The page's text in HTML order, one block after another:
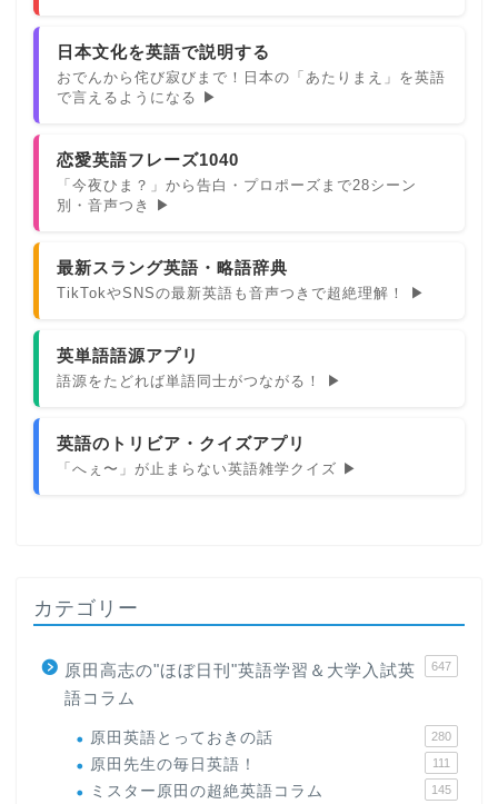
日本文化を英語で説明する
おでんから侘び寂びまで！日本の「あたりまえ」を英語
で言えるようになる ▶
恋愛英語フレーズ1040
「今夜ひま？」から告白・プロポーズまで28シーン
別・音声つき ▶
最新スラング英語・略語辞典
TikTokやSNSの最新英語も音声つきで超絶理解！ ▶
英単語語源アプリ
語源をたどれば単語同士がつながる！ ▶
英語のトリビア・クイズアプリ
「へぇ〜」が止まらない英語雑学クイズ ▶
カテゴリー
原田高志の"ほぼ日刊"英語学習＆大学入試英
語コラム
647
原田英語とっておきの話 280
原田先生の毎日英語！ 111
ミスター原田の超絶英語コラム 145